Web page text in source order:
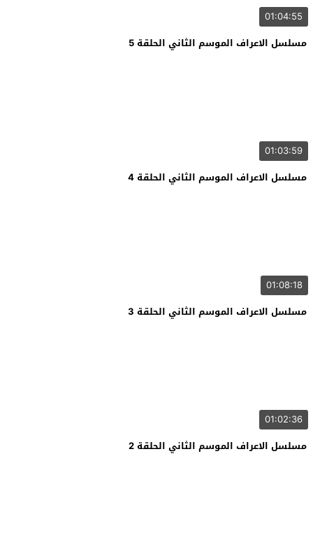
01:04:55
مسلسل الاعراف الموسم الثاني الحلقة 5
01:03:59
مسلسل الاعراف الموسم الثاني الحلقة 4
01:08:18
مسلسل الاعراف الموسم الثاني الحلقة 3
01:02:36
مسلسل الاعراف الموسم الثاني الحلقة 2